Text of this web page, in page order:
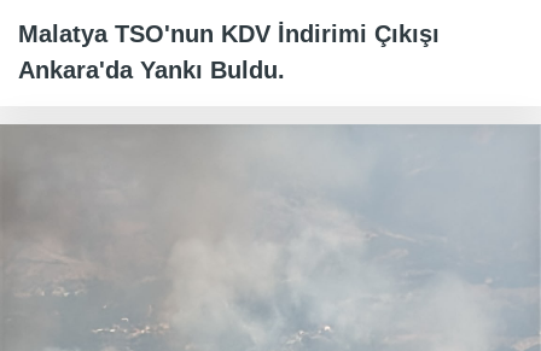
Malatya TSO'nun KDV İndirimi Çıkışı
Ankara'da Yankı Buldu.